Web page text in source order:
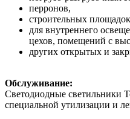
перронов,
строительных
для внутреннего
цехов, помещений с
других открытых и
Обслуживание:
Светодиодные светильники
специальной утилизации и